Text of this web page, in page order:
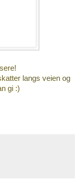
langs veien og
gi :)